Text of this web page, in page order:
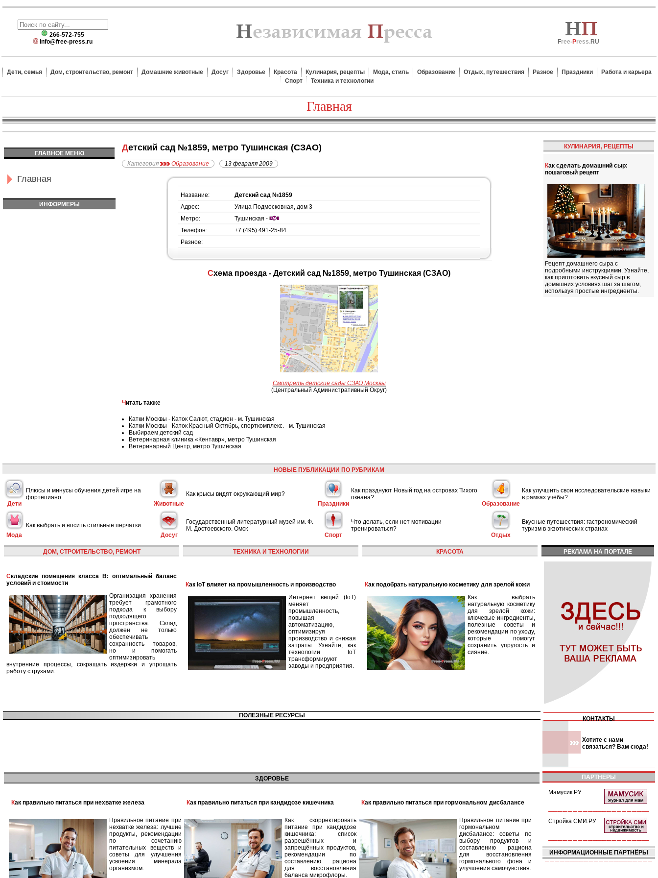
266-572-755
info@free-press.ru
Free-Press.RU
Дети, семья Дом, строительство, ремонт Домашние животные Досуг Здоровье Красота Кулинария, рецепты Мода, стиль Образование Отдых, путешествия Разное Праздники
Работа и карьера
Спорт
Техника и технологии
Главная
ГЛАВНОЕ МЕНЮ
Главная
ИНФОРМЕРЫ
Детский сад №1859, метро Тушинская (СЗАО)
Категория Образование 13 февраля 2009
Название:
Детский сад №1859
Адрес:
Улица Подмосковная, дом 3
Метро:
Тушинская -
Телефон:
+7 (495) 491-25-84
Разное:
Схема проезда - Детский сад №1859, метро Тушинская (СЗАО)
Смотреть детские сады СЗАО Москвы
(Центральный Административный Округ)
Читать также
Катки Москвы - Каток Салют, стадион - м. Тушинская
Катки Москвы - Каток Красный Октябрь, спорткомплекс. - м. Тушинская
Выбираем детский сад
Ветеринарная клиника «Кентавр», метро Тушинская
Ветеринарный Центр, метро Тушинская
КУЛИНАРИЯ, РЕЦЕПТЫ
Как сделать домашний сыр:
пошаговый рецепт
Рецепт домашнего сыра с
подробными инструкциями. Узнайте,
как приготовить вкусный сыр в
домашних условиях шаг за шагом,
используя простые ингредиенты.
НОВЫЕ ПУБЛИКАЦИИ ПО РУБРИКАМ
Дети
Плюсы и минусы обучения детей игре на
фортепиано
Животные
Как крысы видят окружающий мир?
Праздники
Как празднуют Новый год на островах Тихого
океана?
Образование
Как улучшить свои исследовательские навыки
в рамках учёбы?
Мода
Как выбрать и носить стильные перчатки
Досуг
Государственный литературный музей им. Ф.
М. Достоевского. Омск
Спорт
Что делать, если нет мотивации
тренироваться?
Отдых
Вкусные путешествия: гастрономический
туризм в экзотических странах
ДОМ, СТРОИТЕЛЬСТВО, РЕМОНТ
Складские помещения класса B: оптимальный баланс
условий и стоимости
Организация хранения
требует грамотного
подхода к выбору
подходящего
пространства. Склад
должен не только
обеспечивать
сохранность товаров,
но и помогать
оптимизировать
внутренние процессы, сокращать издержки и упрощать
работу с грузами.
ТЕХНИКА И ТЕХНОЛОГИИ
Как IoT влияет на промышленность и производство
Интернет вещей (IoT)
меняет
промышленность,
повышая
автоматизацию,
оптимизируя
производство и снижая
затраты. Узнайте, как
технологии IoT
трансформируют
заводы и предприятия.
КРАСОТА
Как подобрать натуральную косметику для зрелой кожи
Как выбрать
натуральную косметику
для зрелой кожи:
ключевые ингредиенты,
полезные советы и
рекомендации по уходу,
которые помогут
сохранить упругость и
сияние.
РЕКЛАМА НА ПОРТАЛЕ
ПОЛЕЗНЫЕ РЕСУРСЫ КОНТАКТЫ
Хотите с нами
связаться? Вам сюда!
ЗДОРОВЬЕ
Как правильно питаться при нехватке железа
Правильное питание при
нехватке железа: лучшие
продукты, рекомендации
по сочетанию
питательных веществ и
советы для улучшения
усвоения минерала
организмом.
Как правильно питаться при кандидозе кишечника
Как скорректировать
питание при кандидозе
кишечника: список
разрешённых и
запрещённых продуктов,
рекомендации по
составлению рациона
для восстановления
баланса микрофлоры.
Как правильно питаться при гормональном дисбалансе
Правильное питание при
гормональном
дисбалансе: советы по
выбору продуктов и
составлению рациона
для восстановления
гормонального фона и
улучшения самочувствия.
ПАРТНЁРЫ
Мамусик.РУ
Стройка СМИ.РУ
ИНФОРМАЦИОННЫЕ ПАРТНЁРЫ